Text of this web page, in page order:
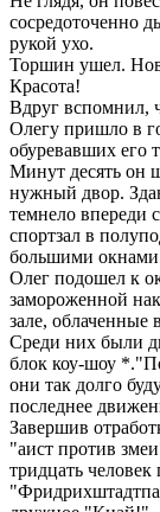
сосредоточенно
рукой ухо.
Торшин ушел.
Красота!
Вдруг вспомнил,
Олегу пришло в
обуревавших его
Минут десять он
нужный двор.
темнело впереди
спортзал в
большими
Олег подошел к
замороженной
зале, облаченные
Среди них были
блок коу-шоу
они так долго
последнее
Завершив
"аист против
тридцать